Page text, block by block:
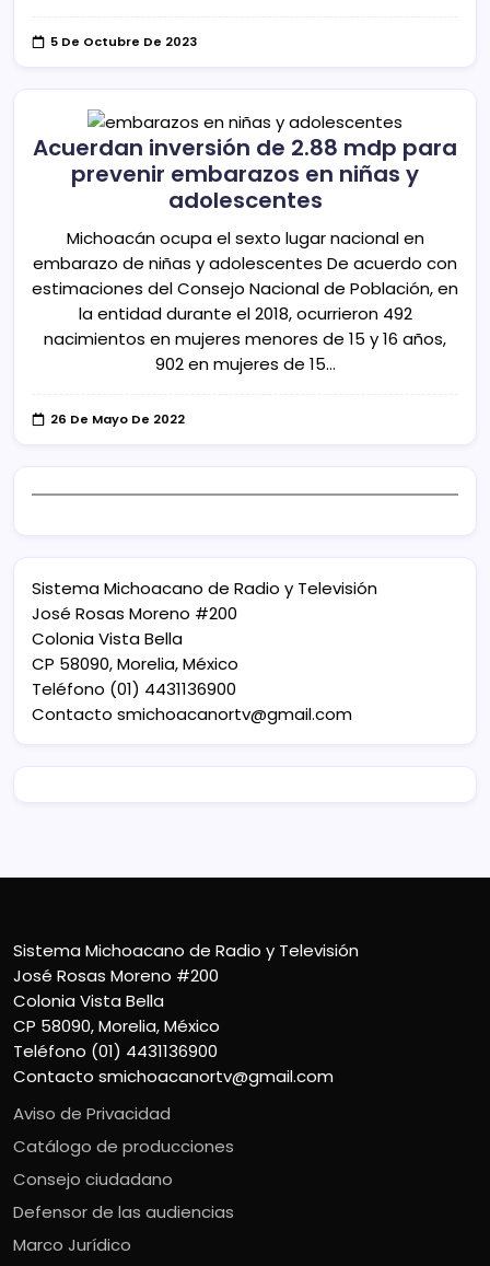
5 De Octubre De 2023
Acuerdan inversión de 2.88 mdp para
prevenir embarazos en niñas y
adolescentes
Michoacán ocupa el sexto lugar nacional en
embarazo de niñas y adolescentes De acuerdo con
estimaciones del Consejo Nacional de Población, en
la entidad durante el 2018, ocurrieron 492
nacimientos en mujeres menores de 15 y 16 años,
902 en mujeres de 15…
26 De Mayo De 2022
Sistema Michoacano de Radio y Televisión
José Rosas Moreno #200
Colonia Vista Bella
CP 58090, Morelia, México
Teléfono (01) 4431136900
Contacto smichoacanortv@gmail.com
Sistema Michoacano de Radio y Televisión
José Rosas Moreno #200
Colonia Vista Bella
CP 58090, Morelia, México
Teléfono (01) 4431136900
Contacto smichoacanortv@gmail.com
Aviso de Privacidad
Catálogo de producciones
Consejo ciudadano
Defensor de las audiencias
Marco Jurídico